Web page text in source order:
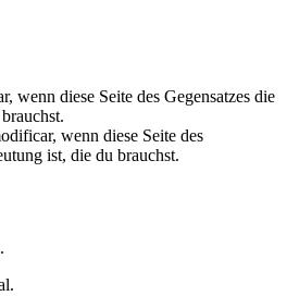
wenn diese Seite des Gegensatzes die
wenn diese Seite des
ist, die du brauchst.